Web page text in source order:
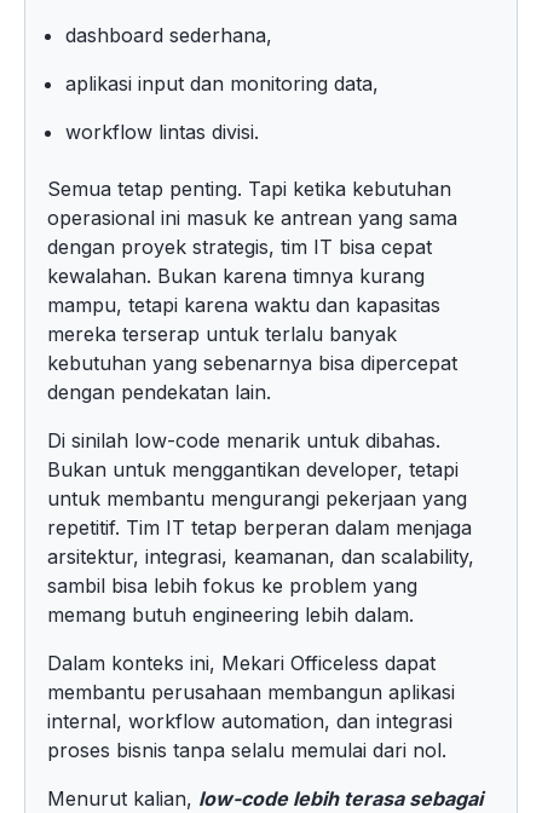
dashboard sederhana,
aplikasi input dan monitoring data,
workflow lintas divisi.
Semua tetap penting. Tapi ketika kebutuhan
operasional ini masuk ke antrean yang sama
dengan proyek strategis, tim IT bisa cepat
kewalahan. Bukan karena timnya kurang
mampu, tetapi karena waktu dan kapasitas
mereka terserap untuk terlalu banyak
kebutuhan yang sebenarnya bisa dipercepat
dengan pendekatan lain.
Di sinilah low-code menarik untuk dibahas.
Bukan untuk menggantikan developer, tetapi
untuk membantu mengurangi pekerjaan yang
repetitif. Tim IT tetap berperan dalam menjaga
arsitektur, integrasi, keamanan, dan scalability,
sambil bisa lebih fokus ke problem yang
memang butuh engineering lebih dalam.
Dalam konteks ini, Mekari Officeless dapat
membantu perusahaan membangun aplikasi
internal, workflow automation, dan integrasi
proses bisnis tanpa selalu memulai dari nol.
Menurut kalian, low-code lebih terasa sebagai